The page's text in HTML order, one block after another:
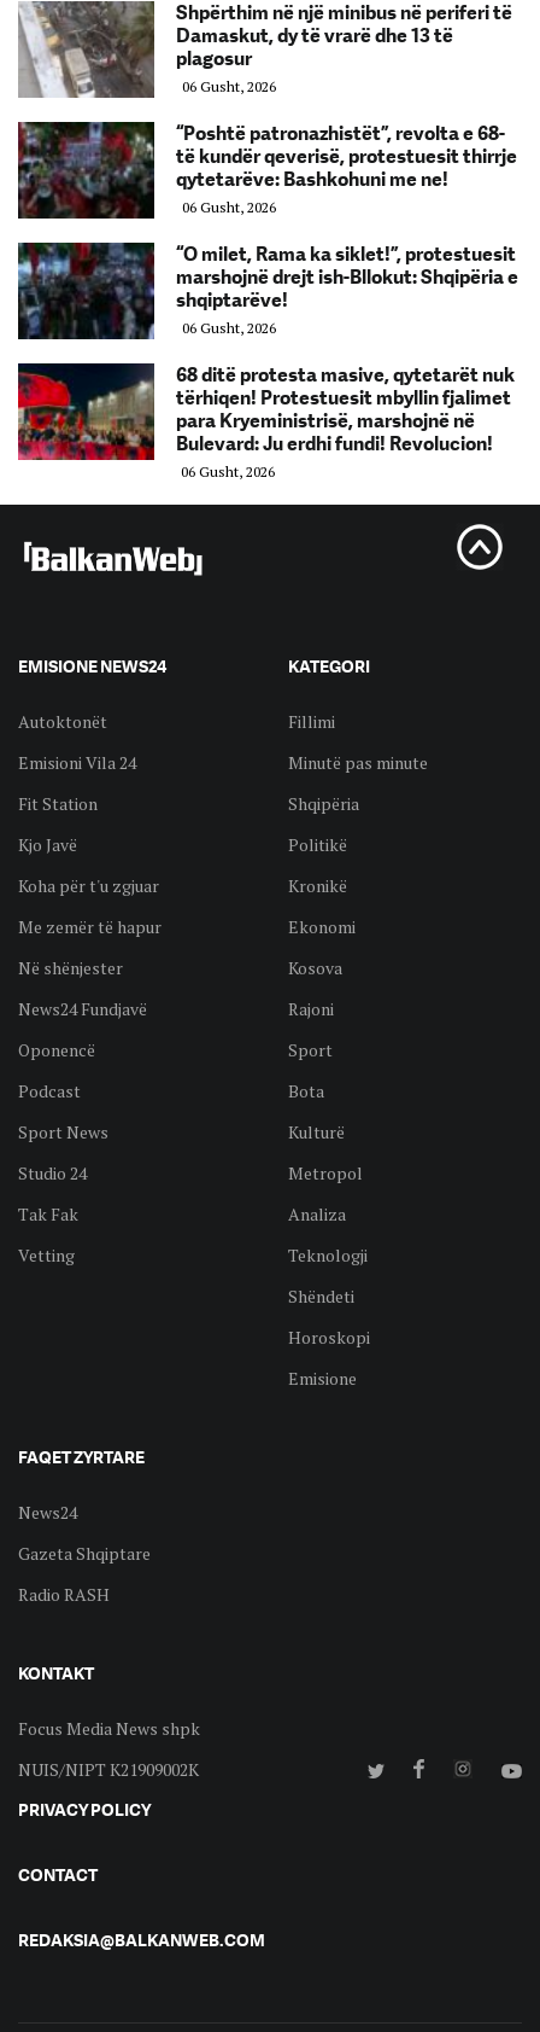
Shpërthim në një minibus në periferi të
Damaskut, dy të vrarë dhe 13 të
plagosur
06 Gusht, 2026
“Poshtë patronazhistët”, revolta e 68-
të kundër qeverisë, protestuesit thirrje
qytetarëve: Bashkohuni me ne!
06 Gusht, 2026
“O milet, Rama ka siklet!”, protestuesit
marshojnë drejt ish-Bllokut: Shqipëria e
shqiptarëve!
06 Gusht, 2026
68 ditë protesta masive, qytetarët nuk
tërhiqen! Protestuesit mbyllin fjalimet
para Kryeministrisë, marshojnë në
Bulevard: Ju erdhi fundi! Revolucion!
06 Gusht, 2026
EMISIONE NEWS24
Autoktonët
Emisioni Vila 24
Fit Station
Kjo Javë
Koha për t'u zgjuar
Me zemër të hapur
Në shënjester
News24 Fundjavë
Oponencë
Podcast
Sport News
Studio 24
Tak Fak
Vetting
KATEGORI
Fillimi
Minutë pas minute
Shqipëria
Politikë
Kronikë
Ekonomi
Kosova
Rajoni
Sport
Bota
Kulturë
Metropol
Analiza
Teknologji
Shëndeti
Horoskopi
Emisione
FAQET ZYRTARE
News24
Gazeta Shqiptare
Radio RASH
KONTAKT
Focus Media News shpk
NUIS/NIPT K21909002K
PRIVACY POLICY
CONTACT
REDAKSIA@BALKANWEB.COM